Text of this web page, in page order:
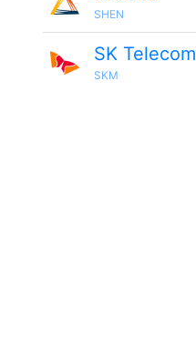
SHEN
SK Telecom
SKM